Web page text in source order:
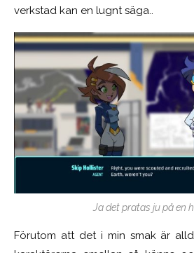
verkstad kan en lugnt säga..
Ja det pratas ju på en
Förutom att det i min smak är